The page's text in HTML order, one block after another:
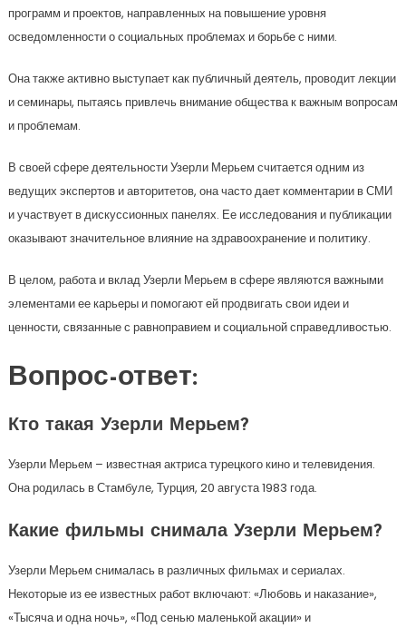
программ и проектов, направленных на повышение уровня
осведомленности о социальных проблемах и борьбе с ними.
Она также активно выступает как публичный деятель, проводит лекции
и семинары, пытаясь привлечь внимание общества к важным вопросам
и проблемам.
В своей сфере деятельности Узерли Мерьем считается одним из
ведущих экспертов и авторитетов, она часто дает комментарии в СМИ
и участвует в дискуссионных панелях. Ее исследования и публикации
оказывают значительное влияние на здравоохранение и политику.
В целом, работа и вклад Узерли Мерьем в сфере являются важными
элементами ее карьеры и помогают ей продвигать свои идеи и
ценности, связанные с равноправием и социальной справедливостью.
Вопрос-ответ:
Кто такая Узерли Мерьем?
Узерли Мерьем – известная актриса турецкого кино и телевидения.
Она родилась в Стамбуле, Турция, 20 августа 1983 года.
Какие фильмы снимала Узерли Мерьем?
Узерли Мерьем снималась в различных фильмах и сериалах.
Некоторые из ее известных работ включают: «Любовь и наказание»,
«Тысяча и одна ночь», «Под сенью маленькой акации» и